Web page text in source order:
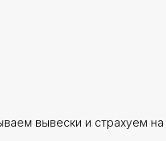
вывески и страхуем